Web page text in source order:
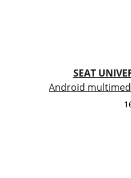
SEAT
Android